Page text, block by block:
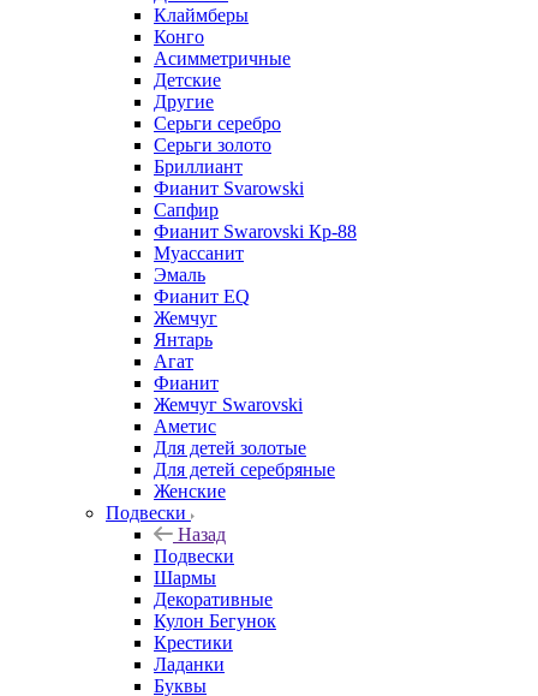
Клаймберы
Конго
Асимметричные
Детские
Другие
Серьги серебро
Серьги золото
Бриллиант
Фианит Svarowski
Сапфир
Фианит Swarovski Кр-88
Муассанит
Эмаль
Фианит EQ
Жемчуг
Янтарь
Агат
Фианит
Жемчуг Swarovski
Аметис
Для детей золотые
Для детей серебряные
Женские
Подвески
Назад
Подвески
Шармы
Декоративные
Кулон Бегунок
Крестики
Ладанки
Буквы